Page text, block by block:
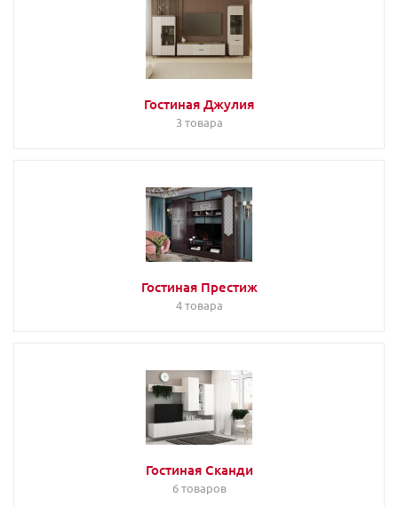
Гостиная Джулия
3 товара
Гостиная Престиж
4 товара
Гостиная Сканди
6 товаров